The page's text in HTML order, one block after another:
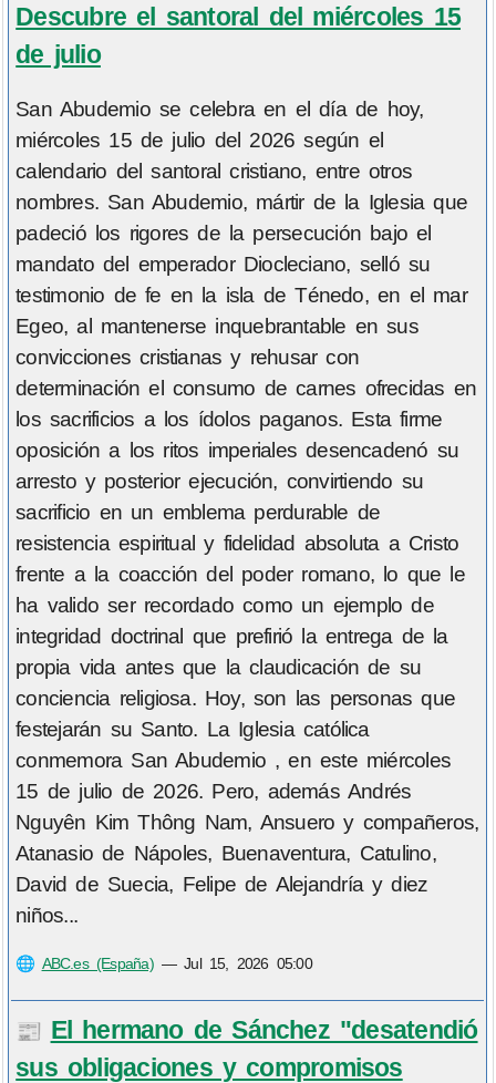
Descubre el santoral del miércoles 15
de julio
San Abudemio se celebra en el día de hoy,
miércoles 15 de julio del 2026 según el
calendario del santoral cristiano, entre otros
nombres. San Abudemio, mártir de la Iglesia que
padeció los rigores de la persecución bajo el
mandato del emperador Diocleciano, selló su
testimonio de fe en la isla de Ténedo, en el mar
Egeo, al mantenerse inquebrantable en sus
convicciones cristianas y rehusar con
determinación el consumo de carnes ofrecidas en
los sacrificios a los ídolos paganos. Esta firme
oposición a los ritos imperiales desencadenó su
arresto y posterior ejecución, convirtiendo su
sacrificio en un emblema perdurable de
resistencia espiritual y fidelidad absoluta a Cristo
frente a la coacción del poder romano, lo que le
ha valido ser recordado como un ejemplo de
integridad doctrinal que prefirió la entrega de la
propia vida antes que la claudicación de su
conciencia religiosa. Hoy, son las personas que
festejarán su Santo. La Iglesia católica
conmemora San Abudemio , en este miércoles
15 de julio de 2026. Pero, además Andrés
Nguyên Kim Thông Nam, Ansuero y compañeros,
Atanasio de Nápoles, Buenaventura, Catulino,
David de Suecia, Felipe de Alejandría y diez
niños...
🌐 ABC.es (España)—Jul 15, 2026 05:00
📰 El hermano de Sánchez "desatendió
sus obligaciones y compromisos